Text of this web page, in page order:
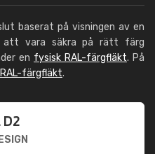
baserat på visningen av en
att vara säkra på rätt färg
en fysisk RAL-färgfläkt. På
RAL-färgfläkt.
D2